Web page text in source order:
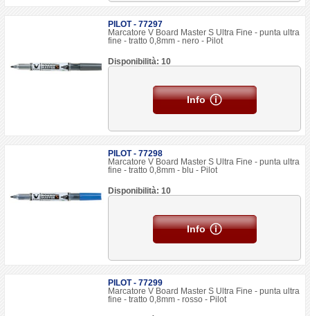
PILOT - 77297
Marcatore V Board Master S Ultra Fine - punta ultra
fine - tratto 0,8mm - nero - Pilot
Disponibilità: 10
Info
PILOT - 77298
Marcatore V Board Master S Ultra Fine - punta ultra
fine - tratto 0,8mm - blu - Pilot
Disponibilità: 10
Info
PILOT - 77299
Marcatore V Board Master S Ultra Fine - punta ultra
fine - tratto 0,8mm - rosso - Pilot